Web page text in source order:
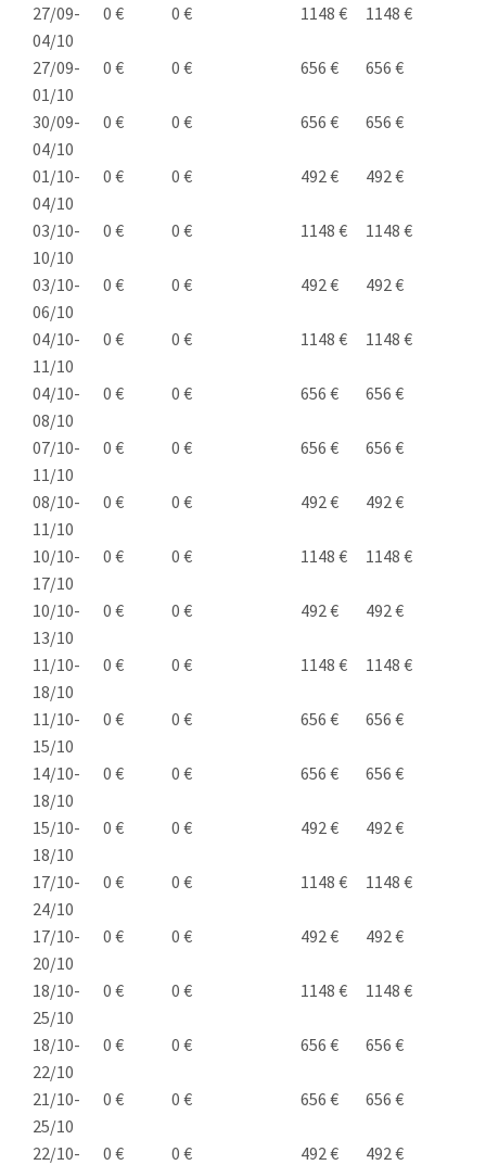
27/09-
04/10
0 € 0 € 1148 € 1148 €
27/09-
01/10
0 € 0 € 656 € 656 €
30/09-
04/10
0 € 0 € 656 € 656 €
01/10-
04/10
0 € 0 € 492 € 492 €
03/10-
10/10
0 € 0 € 1148 € 1148 €
03/10-
06/10
0 € 0 € 492 € 492 €
04/10-
11/10
0 € 0 € 1148 € 1148 €
04/10-
08/10
0 € 0 € 656 € 656 €
07/10-
11/10
0 € 0 € 656 € 656 €
08/10-
11/10
0 € 0 € 492 € 492 €
10/10-
17/10
0 € 0 € 1148 € 1148 €
10/10-
13/10
0 € 0 € 492 € 492 €
11/10-
18/10
0 € 0 € 1148 € 1148 €
11/10-
15/10
0 € 0 € 656 € 656 €
14/10-
18/10
0 € 0 € 656 € 656 €
15/10-
18/10
0 € 0 € 492 € 492 €
17/10-
24/10
0 € 0 € 1148 € 1148 €
17/10-
20/10
0 € 0 € 492 € 492 €
18/10-
25/10
0 € 0 € 1148 € 1148 €
18/10-
22/10
0 € 0 € 656 € 656 €
21/10-
25/10
0 € 0 € 656 € 656 €
22/10-
0 € 0 € 492 € 492 €